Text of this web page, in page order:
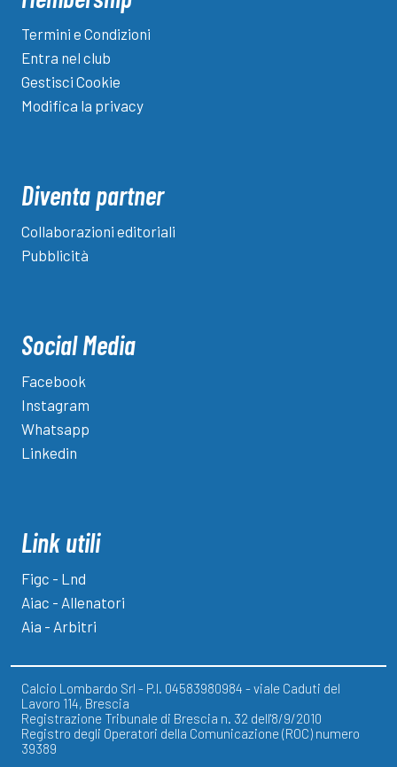
Termini e Condizioni
Entra nel club
Gestisci Cookie
Modifica la privacy
Diventa partner
Collaborazioni editoriali
Pubblicità
Social Media
Facebook
Instagram
Whatsapp
Linkedin
Link utili
Figc - Lnd
Aiac - Allenatori
Aia - Arbitri
Calcio Lombardo Srl - P.I. 04583980984 - viale Caduti del
Lavoro 114, Brescia
Registrazione Tribunale di Brescia n. 32 dell'8/9/2010
Registro degli Operatori della Comunicazione (ROC) numero
39389